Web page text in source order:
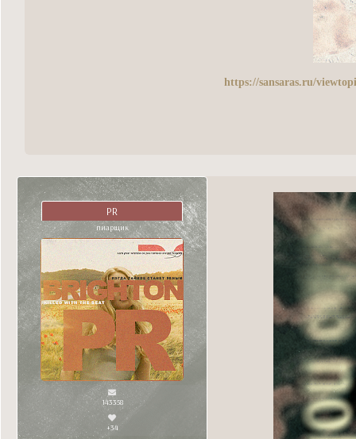
https://sansaras.ru/
PR
пиарщик
143358
+34